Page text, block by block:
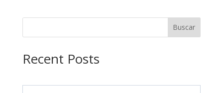
desde
Buscar
Recent Posts